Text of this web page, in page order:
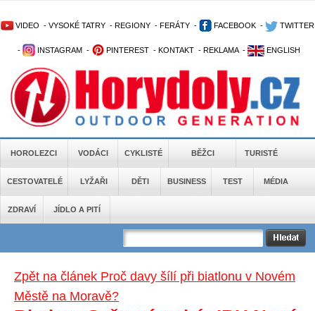
VIDEO - VYSOKÉ TATRY - REGIONY - FERÁTY - FACEBOOK - TWITTER
- INSTAGRAM - PINTEREST - KONTAKT - REKLAMA - ENGLISH
HOROLEZCI VODÁCI CYKLISTÉ BĚŽCI TURISTÉ
CESTOVATELÉ LYŽAŘI DĚTI BUSINESS TEST MÉDIA
ZDRAVÍ JÍDLO A PITÍ
Zpět na článek Proč davy šílí při biatlonu v Novém
Městě na Moravě?